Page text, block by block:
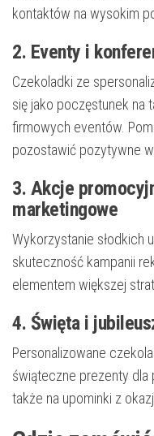
kontaktów na wysokim
2. Eventy i
Czekoladki ze
się jako poczęstunek na
firmowych eventów.
pozostawić pozytywne
3. Akcje
marketingowe
Wykorzystanie słodkich
skuteczność kampanii
elementem większej
4. Święta i
Personalizowane
świąteczne prezenty dla
także na upominki z